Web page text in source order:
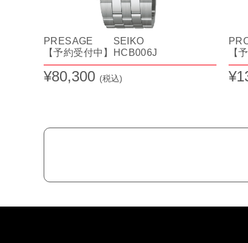
PRESAGE SEIKO
【予約受付中】HCB006J
¥80,300 (税込)
【